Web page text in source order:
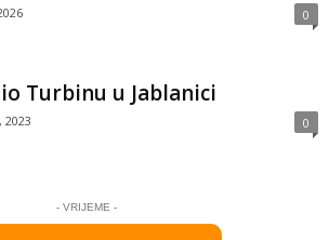
0
Turbinu u Jablanici
2023 0
- VRIJEME -